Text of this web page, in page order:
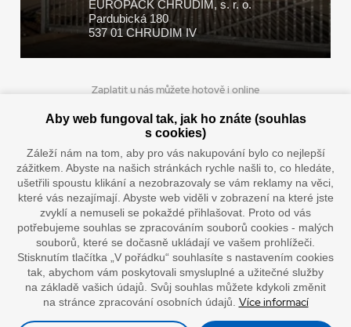
EUROPACK CHRUDIM, s. r. o.
Pardubická 180
537 01 CHRUDIM IV
Zaplatit u nás můžete hotově i online
Doprava vaším oblíbeným dopravcem
”Lepíme s jistotou”
Aby web fungoval tak, jak ho znáte (souhlas
s cookies)
Záleží nám na tom, aby pro vás nakupování bylo co nejlepší
zážitkem. Abyste na našich stránkách rychle našli to, co hledáte,
ušetřili spoustu klikání a nezobrazovaly se vám reklamy na věci,
které vás nezajímají. Abyste web viděli v zobrazení na které jste
zvyklí a nemuseli se pokaždé přihlašovat. Proto od vás
potřebujeme souhlas se zpracováním souborů cookies - malých
souborů, které se dočasně ukládají ve vašem prohlížeči.
Stisknutím tlačítka „V pořádku“ souhlasíte s nastavením cookies
tak, abychom vám poskytovali smysluplné a užitečné služby
na základě vašich údajů. Svůj souhlas můžete kdykoli změnit
na stránce zpracování osobních údajů. Více informací